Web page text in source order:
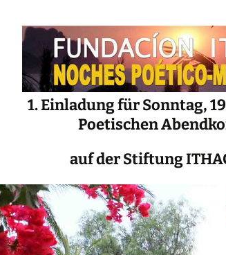
1. Einladung für Sonntag, 19.
Poetischen
auf der Stiftung